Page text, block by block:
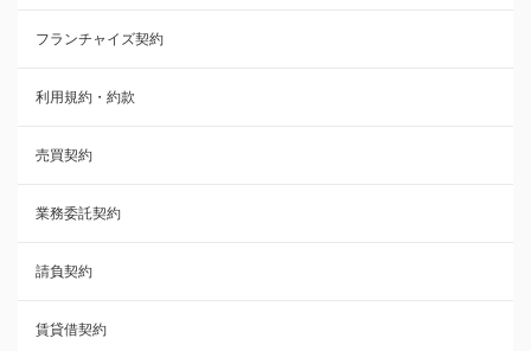
利用規約・約款
覚書・合意書・同意書
承諾書
雇用契約
その他契約・書面
売買契約
フランチャイズ契約
利用規約・約款
売買契約
業務委託契約
請負契約
賃貸借契約